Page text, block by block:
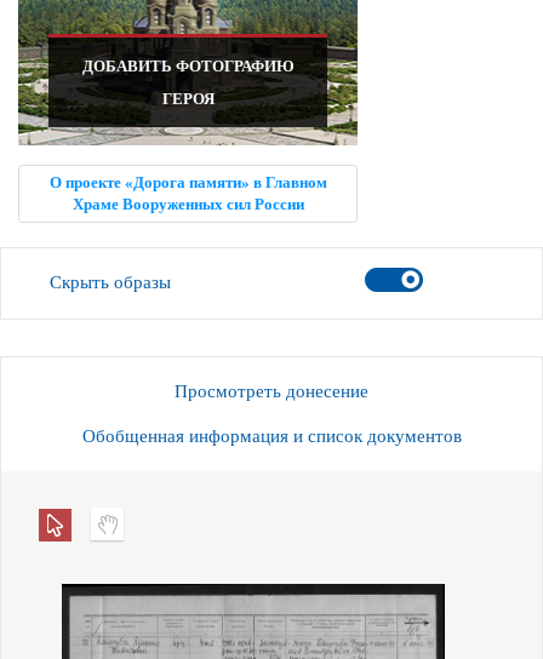
ДОБАВИТЬ ФОТОГРАФИЮ
ГЕРОЯ
О проекте «Дорога памяти» в Главном
Храме Вооруженных сил России
Скрыть образы
Просмотреть донесение
Обобщенная информация и список документов